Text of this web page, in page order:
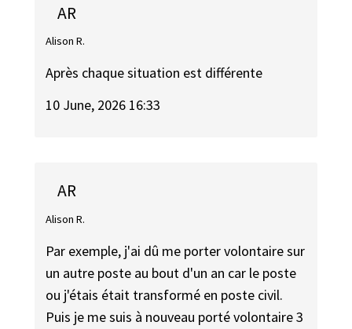
AR
Alison R.
Après chaque situation est différente
10 June, 2026 16:33
AR
Alison R.
Par exemple, j'ai dû me porter volontaire sur
un autre poste au bout d'un an car le poste
ou j'étais était transformé en poste civil.
Puis je me suis à nouveau porté volontaire 3